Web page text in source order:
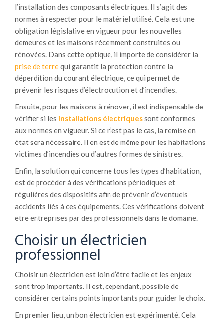
l’installation des composants électriques. Il s’agit des
normes à respecter pour le matériel utilisé. Cela est une
obligation législative en vigueur pour les nouvelles
demeures et les maisons récemment construites ou
rénovées. Dans cette optique, il importe de considérer la
prise de terrequi garantit la protection contre la
déperdition du courant électrique, ce qui permet de
prévenir les risques d’électrocution et d’incendies.
Ensuite, pour les maisons à rénover, il est indispensable de
vérifier si les installations électriquessont conformes
aux normes en vigueur. Si ce n’est pas le cas, la remise en
état sera nécessaire. Il en est de même pour les habitations
victimes d’incendies ou d’autres formes de sinistres.
Enfin, la solution qui concerne tous les types d’habitation,
est de procéder à des vérifications périodiques et
régulières des dispositifs afin de prévenir d’éventuels
accidents liés à ces équipements. Ces vérifications doivent
être entreprises par des professionnels dans le domaine.
Choisir un électricien
professionnel
Choisir un électricien est loin d’être facile et les enjeux
sont trop importants. Il est, cependant, possible de
considérer certains points importants pour guider le choix.
En premier lieu, un bon électricien est expérimenté. Cela